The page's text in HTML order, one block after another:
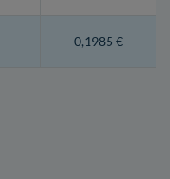
0,1985 €